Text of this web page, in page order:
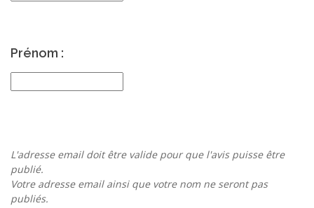
Prénom :
L'adresse email doit être valide pour que l'avis puisse être
publié.
Votre adresse email ainsi que votre nom ne seront pas
publiés.